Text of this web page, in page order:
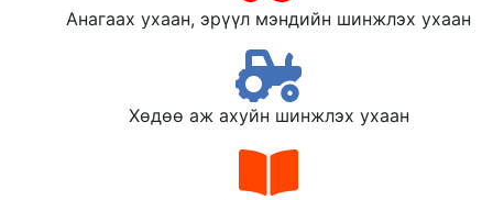
Анагаах ухаан, эрүүл мэндийн шинжлэх ухаан
Хөдөө аж ахуйн шинжлэх ухаан